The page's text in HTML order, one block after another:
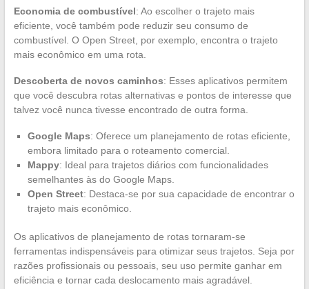
Economia de combustível: Ao escolher o trajeto mais
eficiente, você também pode reduzir seu consumo de
combustível. O Open Street, por exemplo, encontra o trajeto
mais econômico em uma rota.
Descoberta de novos caminhos: Esses aplicativos permitem
que você descubra rotas alternativas e pontos de interesse que
talvez você nunca tivesse encontrado de outra forma.
Google Maps: Oferece um planejamento de rotas eficiente,
embora limitado para o roteamento comercial.
Mappy: Ideal para trajetos diários com funcionalidades
semelhantes às do Google Maps.
Open Street: Destaca-se por sua capacidade de encontrar o
trajeto mais econômico.
Os aplicativos de planejamento de rotas tornaram-se
ferramentas indispensáveis para otimizar seus trajetos. Seja por
razões profissionais ou pessoais, seu uso permite ganhar em
eficiência e tornar cada deslocamento mais agradável.